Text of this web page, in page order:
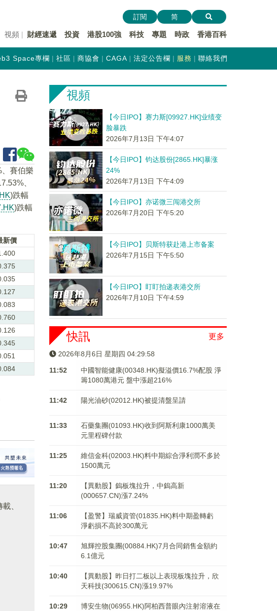
視頻 財經速遞 投資 港股100強 科技 專題 時政 香港百科
訂閱 简
Space專欄 社區 商協會 CAGA 法定公告欄 服務 聯絡我們
賽伯樂
、
)跌幅
)跌幅
新價
、
視頻
【今日IPO】赛力斯[09927.HK]业绩变
脸暴跌
2026年7月13日 下午4:07
【今日IPO】钧达股份[2865.HK]暴涨
24%
2026年7月13日 下午4:09
【今日IPO】亦诺微三闯港交所
2026年7月20日 下午5:20
【今日IPO】贝斯特获赴港上市备案
2026年7月15日 下午5:50
【今日IPO】盯盯拍递表港交所
2026年7月10日 下午4:59
更多
快訊
2026年8月6日 星期四 04:29:58
11:52
中國智能健康(00348.HK)擬溢價16.7%配股 淨
籌1080萬港元 ​​​​​​​盤中漲超216%
11:42 陽光油砂(02012.HK)被提清盤呈請
11:33
石藥集團(01093.HK)收到阿斯利康1000萬美
元里程碑付款
11:25
維信金科(02003.HK)料中期綜合淨利潤不多於
1500萬元
11:20
【異動股】鎢板塊拉升，中鎢高新
(000657.CN)漲7.24%
11:06
【盈警】瑞威資管(01835.HK)料中期盈轉虧
淨虧損不高於300萬元
10:47
旭輝控股集團(00884.HK)7月合同銷售金額約
6.1億元
10:40
【異動股】昨日打二板以上表現板塊拉升，欣
天科技(300615.CN)漲19.97%
10:29
博安生物(06955.HK)阿柏西普眼內注射溶液在